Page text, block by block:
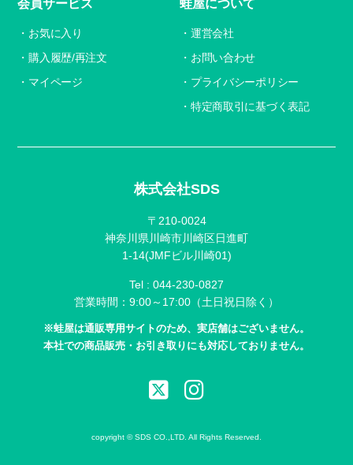
株式会社SDS
〒210-0024
神奈川県川崎市川崎区日進町
1-14(JMFビル川崎01)
Tel : 044-230-0827
営業時間：9:00～17:00（土日祝日除く）
※蛙屋は通販専用サイトのため、実店舗はございません。
本社での商品販売・お引き取りにも対応しておりません。
会員サービス
お気に入り
購入履歴/再注文
マイページ
蛙屋について
運営会社
お問い合わせ
プライバシーポリシー
特定商取引に基づく表記
copyright © SDS CO.,LTD. All Rights Reserved.